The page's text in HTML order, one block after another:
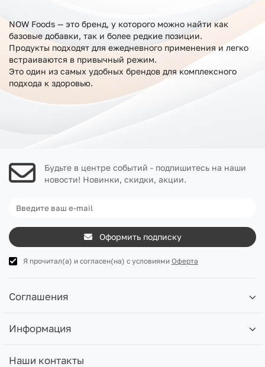
NOW Foods — это бренд, у которого можно найти как
базовые добавки, так и более редкие позиции.
Продукты подходят для ежедневного применения и легко
встраиваются в привычный режим.
Это один из самых удобных брендов для комплексного
подхода к здоровью.
Будьте в центре событий - подпишитесь на наши
новости! Новинки, скидки, акции.
Оформить подписку
Я прочитал(а) и согласен(на) с условиями Оферта
Соглашения
Информация
Наши контакты